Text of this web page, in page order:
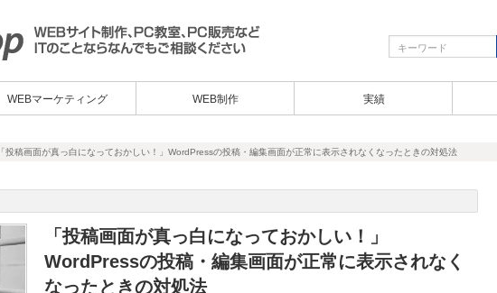
WEBマーケティング WEB制作 実績
「投稿画面が真っ白になっておかしい！」WordPressの投稿・編集画面が正常に表示されなくなったときの対処法
「投稿画面が真っ白になっておかしい！」
WordPressの投稿・編集画面が正常に表示されなく
なったときの対処法